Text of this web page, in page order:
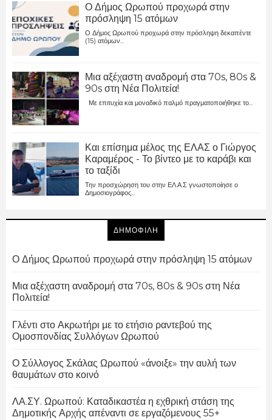
Ο Δήμος Ωρωπού προχωρά στην
πρόσληψη 15 ατόμων
Ο Δήμος Ωρωπού προχωρά στην πρόσληψη δεκαπέντε
(15) ατόμων...
Μια αξέχαστη αναδρομή στα 70s, 80s &
90s στη Νέα Πολιτεία!
Με επιτυχία και μοναδικό παλμό πραγματοποιήθηκε το...
Και επίσημα μέλος της ΕΛΑΣ ο Γιώργος
Καραμέρος - Το βίντεο με το καράβι και
το ταξίδι
Την προσχώρηση του στην ΕΛ.Α.Σ γνωστοποίησε ο
Δημοσιογράφος...
ΔΗΜΟΦΙΛΗ
Ο Δήμος Ωρωπού προχωρά στην πρόσληψη 15 ατόμων
Μια αξέχαστη αναδρομή στα 70s, 80s & 90s στη Νέα
Πολιτεία!
Γλέντι στο Ακρωτήρι με το ετήσιο ραντεβού της
Ομοσπονδίας Συλλόγων Ωρωπού
Ο Σύλλογος Σκάλας Ωρωπού «άνοιξε» την αυλή των
θαυμάτων στο κοινό
ΛΑ.ΣΥ. Ωρωπού: Καταδικαστέα η εχθρική στάση της
Δημοτικής Αρχής απέναντι σε εργαζόμενους 55+